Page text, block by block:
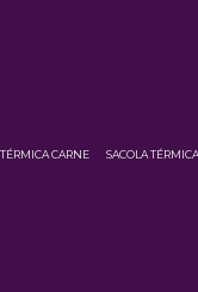
CARNE SACOLA